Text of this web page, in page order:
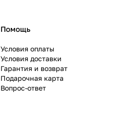
Помощь
Условия оплаты
Условия доставки
Гарантия и возврат
Подарочная карта
Вопрос-ответ